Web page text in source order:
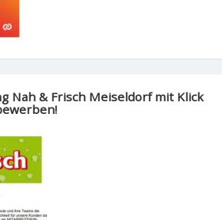
Nah & Frisch Meiseldorf mit Klick